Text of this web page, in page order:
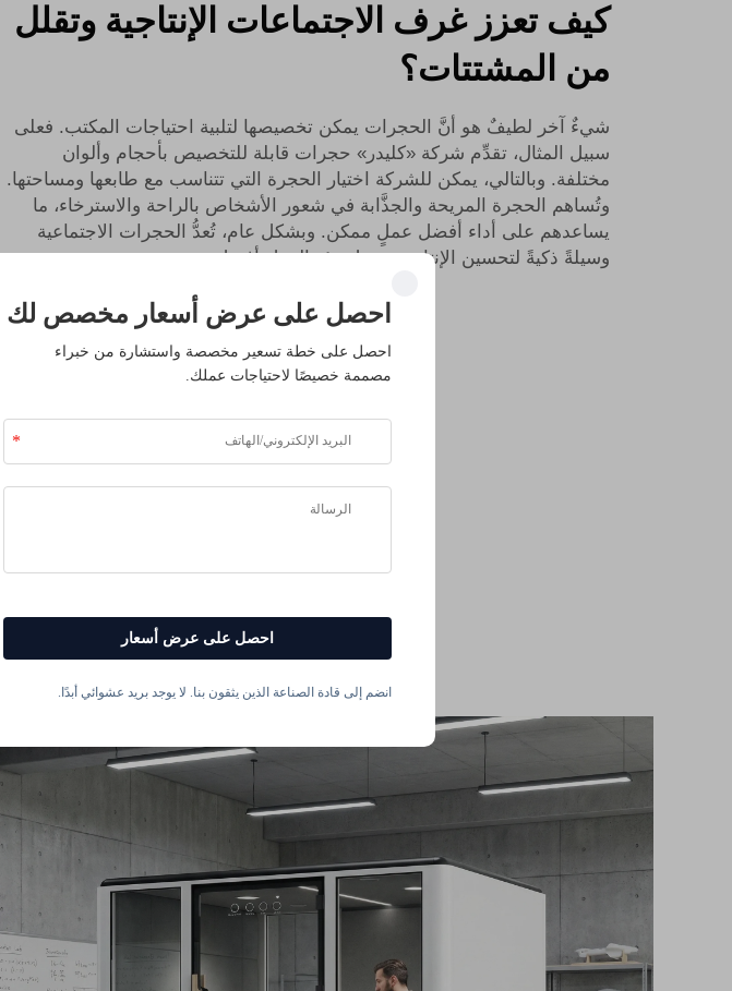
كيف تعزز غرف الاجتماعات الإنتاجية وتقلل
من المشتتات؟
شيءٌ آخر لطيفٌ هو أنَّ الحجرات يمكن تخصيصها لتلبية احتياجات المكتب. فعلى
سبيل المثال، تقدِّم شركة «كليدر» حجرات قابلة للتخصيص بأحجام وألوان
مختلفة. وبالتالي، يمكن للشركة اختيار الحجرة التي تتناسب مع طابعها ومساحتها.
وتُساهم الحجرة المريحة والجذَّابة في شعور الأشخاص بالراحة والاسترخاء، ما
يساعدهم على أداء أفضل عملٍ ممكن. وبشكل عام، تُعدُّ الحجرات الاجتماعیة
وسيلةً ذكیةً لتحسين الإنتاجیة وجعل بيئة العمل أفضل.
احصل على عرض أسعار مخصص لك
احصل على خطة تسعير مخصصة واستشارة من خبراء
مصممة خصيصًا لاحتياجات عملك.
احصل على عرض أسعار
انضم إلى قادة الصناعة الذين يثقون بنا. لا يوجد بريد عشوائي أبدًا.